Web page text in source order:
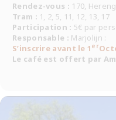
Rendez-vous : 170,
Tram : 1, 2, 5, 11, 12, 13, 17
Participation : 5€ par
Responsable : Marjolijn :
S’inscrire avant le 1 er
Le café est offert par